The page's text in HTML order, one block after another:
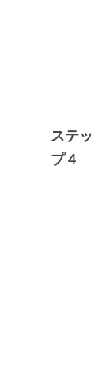
ステッ
プ 4